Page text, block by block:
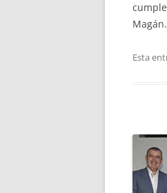
Magán.
Esta